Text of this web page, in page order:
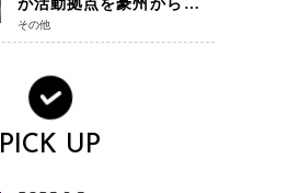
が活動拠点を豪州から日本
へ！ 豪州での挑戦を糧に、
28年ロサンゼルス五輪へ再
その他
PICK UP